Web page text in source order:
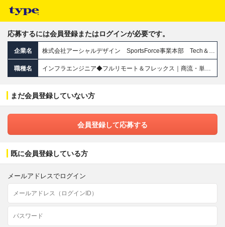
応募するには会員登録またはログインが必要です。
企業名 株式会社アーシャルデザイン SportsForce事業本部 Tech＆Boost事業部
職種名 インフラエンジニア◆フルリモート＆フレックス｜商流・単価開⽰｜案件選択制｜前職給与保証｜月給35万円～
まだ会員登録していない方
会員登録して応募する
既に会員登録している方
メールアドレスでログイン